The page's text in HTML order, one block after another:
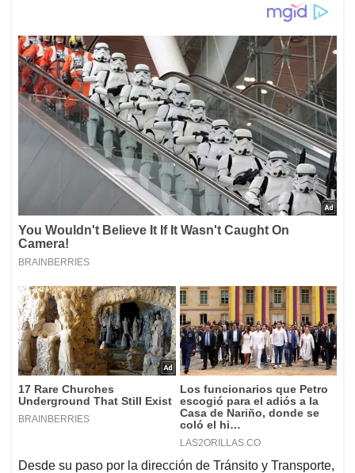
Desde su paso por la dirección de Tránsito y Transporte,